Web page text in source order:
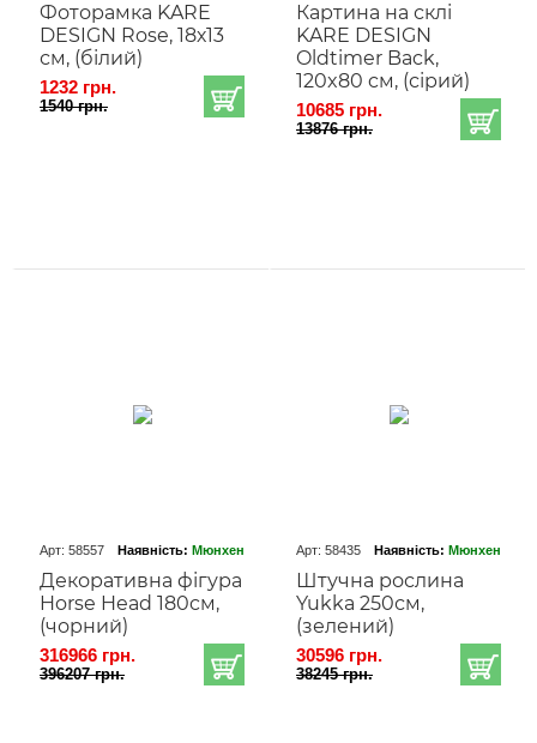
Фоторамка KARE
DESIGN Rose, 18х13
см, (білий)
1232 грн.
1540 грн.
Картина на склі
KARE DESIGN
Oldtimer Back,
120x80 cм, (сірий)
10685 грн.
13876 грн.
Арт: 58557 Наявність: Мюнхен
Декоративна фігура
Horse Head 180cм,
(чорний)
316966 грн.
396207 грн.
Арт: 58435 Наявність: Мюнхен
Штучна рослина
Yukka 250см,
(зелений)
30596 грн.
38245 грн.